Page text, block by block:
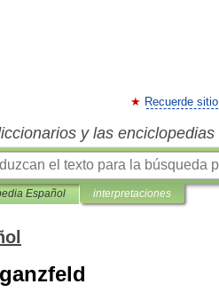
Recuerde sitio
y las
Español interpretaciones